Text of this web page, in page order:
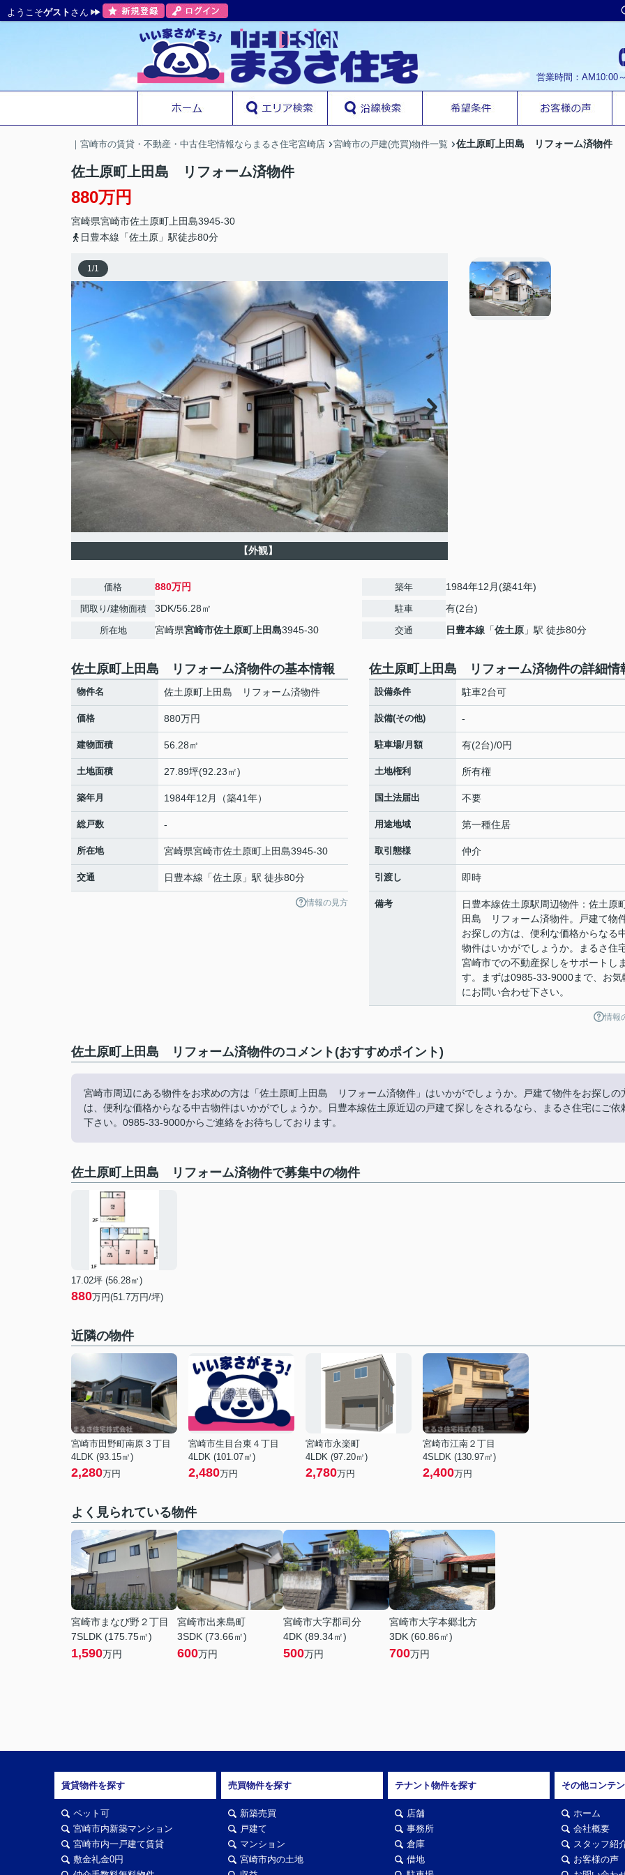
ようこそゲスト さん
営業時間：AM10:00
｜宮崎市の賃貸・不動産・中古住宅情報ならまるさ住宅宮崎店 宮崎市の戸建(売買)物件一覧 佐土原町上田島 リフォーム済物件
佐土原町上田島 リフォーム済物件
880万円
宮崎県宮崎市佐土原町上田島3945-30
日豊本線「佐土原」駅徒歩80分
1/1
【外観】
価格 880万円
間取り/建物面積 3DK/56.28㎡
所在地 宮崎県宮崎市佐土原町上田島3945-30
築年 1984年12月(築41年)
駐車 有(2台)
交通 日豊本線 「佐土原 」駅 徒歩80分
佐土原町上田島 リフォーム済物件の基本情報
物件名 佐土原町上田島 リフォーム済物件
価格 880万円
建物面積 56.28㎡
土地面積 27.89坪(92.23㎡)
築年月 1984年12月（築41年）
総戸数 -
所在地 宮崎県宮崎市佐土原町上田島3945-30
交通 日豊本線 「佐土原 」駅 徒歩80分
情報の見方
佐土原町上田島 リフォーム済物件の詳細情
設備条件 駐車2台可
設備(その他) -
駐車場/月額 有(2台)/0円
土地権利 所有権
国土法届出 不要
用途地域 第一種住居
取引態様 仲介
引渡し 即時
備考
日豊本線佐土原駅周辺物件：佐土原
田島 リフォーム済物件。戸建て物
お探しの方は、便利な価格からなる
物件はいかがでしょうか。まるさ住
宮崎市での不動産探しをサポートしま
す。まずは0985-33-9000まで、お気
にお問い合わせ下さい。
情報
佐土原町上田島 リフォーム済物件のコメント(おすすめポイント)
宮崎市周辺にある物件をお求めの方は「佐土原町上田島 リフォーム済物件」はいかがでしょうか。戸建て物件をお探しの
は、便利な価格からなる中古物件はいかがでしょうか。日豊本線佐土原近辺の戸建て探しをされるなら、まるさ住宅にご依
下さい。0985-33-9000からご連絡をお待ちしております。
佐土原町上田島 リフォーム済物件で募集中の物件
17.02坪 (56.28㎡)
880万円(51.7万円/坪)
近隣の物件
宮崎市田野町南原３丁目
4LDK (93.15㎡)
2,280万円
宮崎市生目台東４丁目
4LDK (101.07㎡)
2,480万円
宮崎市永楽町
4LDK (97.20㎡)
2,780万円
宮崎市江南２丁目
4SLDK (130.97㎡)
2,400万円
よく見られている物件
宮崎市まなび野２丁目
7SLDK (175.75㎡)
1,590万円
宮崎市出来島町
3SDK (73.66㎡)
600万円
宮崎市大字郡司分
4DK (89.34㎡)
500万円
宮崎市大字本郷北方
3DK (60.86㎡)
700万円
賃貸物件を探す
ペット可
宮崎市内新築マンション
宮崎市内一戸建て賃貸
敷金礼金0円
売買物件を探す
新築売買
戸建て
マンション
宮崎市内の土地
テナント物件を探す
店舗
事務所
倉庫
借地
その他コンテ
ホーム
会社概要
スタッフ紹
お客様の声